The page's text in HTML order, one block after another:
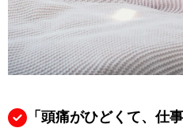
「頭痛がひどくて、仕